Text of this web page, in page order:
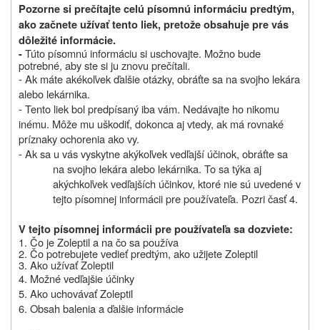
Pozorne si prečítajte celú písomnú informáciu predtým,
ako začnete užívať tento liek, pretože obsahuje pre vás
dôležité informácie.
-Túto písomnú informáciu si uschovajte. Možno bude
potrebné, aby ste si ju znovu prečítali.
- Ak máte akékoľvek ďalšie otázky, obráťte sa na svojho lekára
alebo lekárnika.
- Tento liek bol predpísaný iba vám. Nedávajte ho nikomu
inému. Môže mu uškodiť, dokonca aj vtedy, ak má rovnaké
príznaky ochorenia ako vy.
- Ak sa u vás vyskytne akýkoľvek vedľajší účinok, obráťte sa
na svojho lekára alebo lekárnika. To sa týka aj
akýchkoľvek vedľajších účinkov, ktoré nie sú uvedené v
tejto písomnej informácii pre používateľa. Pozri časť 4.
V tejto písomnej informácii pre používateľa sa dozviete:
1. Čo jeZoleptila na čo sa používa
2. Čo potrebujete vedieť predtým, ako užijeteZoleptil
3. Ako užívaťZoleptil
4. Možné vedľajšie účinky
5. Ako uchovávať Zoleptil
6. Obsah balenia a ďalšie informácie